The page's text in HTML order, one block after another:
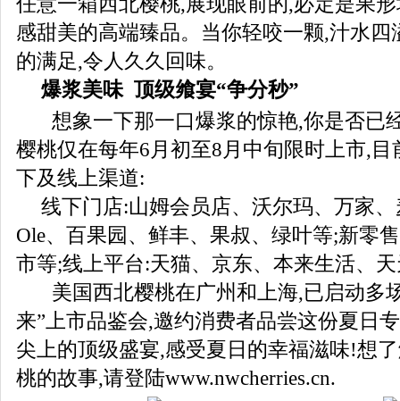
感甜美的高端臻品。当你轻咬一颗,汁水四
的满足,令人久久回味。
爆浆美味 顶级飨宴“争分秒”
想象一下那一口爆浆的惊艳,你是否已
樱桃仅在每年6月初至8月中旬限时上市,
下及线上渠道:
线下门店:山姆会员店、沃尔玛、万家
Ole、百果园、鲜丰、果叔、绿叶等;新零
市等;线上平台:天猫、京东、本来生活、
美国西北樱桃在广州和上海,已启动多
来”上市品鉴会,邀约消费者品尝这份夏日
尖上的顶级盛宴,感受夏日的幸福滋味!想
桃的故事,请登陆www.nwcherries.cn.